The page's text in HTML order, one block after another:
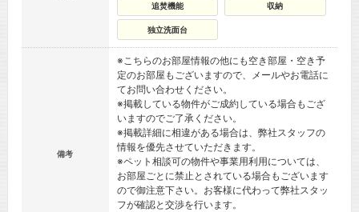
追焚機能 収納
独立洗面台
備考
※こちらのお部屋情報の他にも空き部屋・空き予
定のお部屋もございますので、メールやお電話に
てお問い合わせください。
※掲載している物件がご成約している場合もござ
いますのでご了承ください。
※掲載詳細に相違がある場合は、弊社スタッフの
情報を優先させていただきます。
※ペット相談可の物件や事業用利用については、
お部屋ごとに禁止とされている場合もございます
ので御注意下さい。お客様に代わって弊社スタッ
フが確認と交渉を行います。